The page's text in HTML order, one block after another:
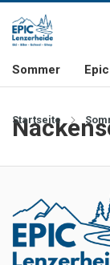
& FREERIDE-
Sommer
Startseite